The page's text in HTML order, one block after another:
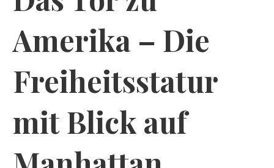
Amerika – Die
Freiheitsstatur
mit Blick auf